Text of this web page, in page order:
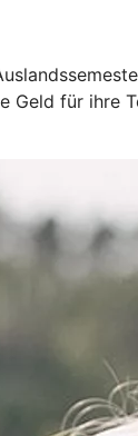
Geld für ihre